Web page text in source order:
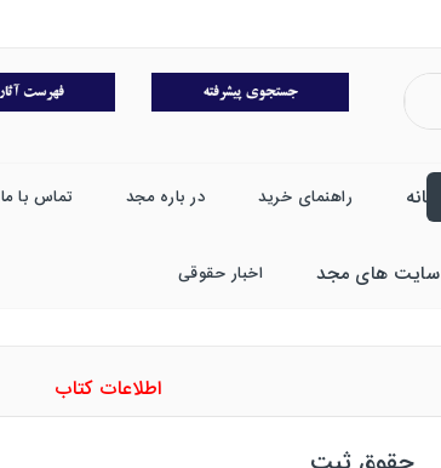
خانه راهنمای خرید در باره مجد تماس با ما
سایت های مجد اخبار حقوقی
اطلاعات کتاب